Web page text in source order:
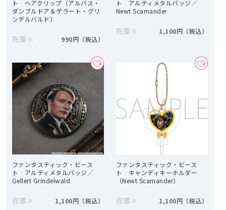
ト ヘアクリップ（アルバス・
ダンブルドア＆ゲラート・グリ
ンデルバルド）
在庫 × 990円
ト アルティメタルバッジ／
Newt Scamander
在庫 × 1,100円
ファンタスティック・ビース
ト アルティメタルバッジ／
Gellert Grindelwald
在庫 × 1,100円
ファンタスティック・ビース
ト キャンディキーホルダー
（Newt Scamander）
在庫 × 1,100円